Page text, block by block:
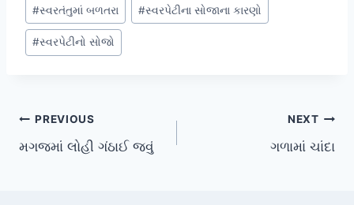
#સ્વરતંતુમાં બળતરા #સ્વરપેટીના સોજાના કારણો
#સ્વરપેટીનો સોજો
Post
navigation
PREVIOUS
મગજમાં લોહી ગંઠાઈ જવું
NEXT
ગળામાં ચાંદા